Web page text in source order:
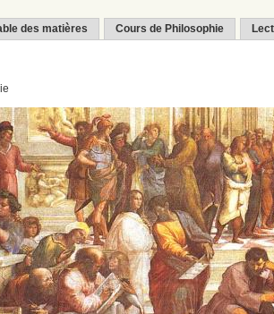
des matières Cours de Philosophie